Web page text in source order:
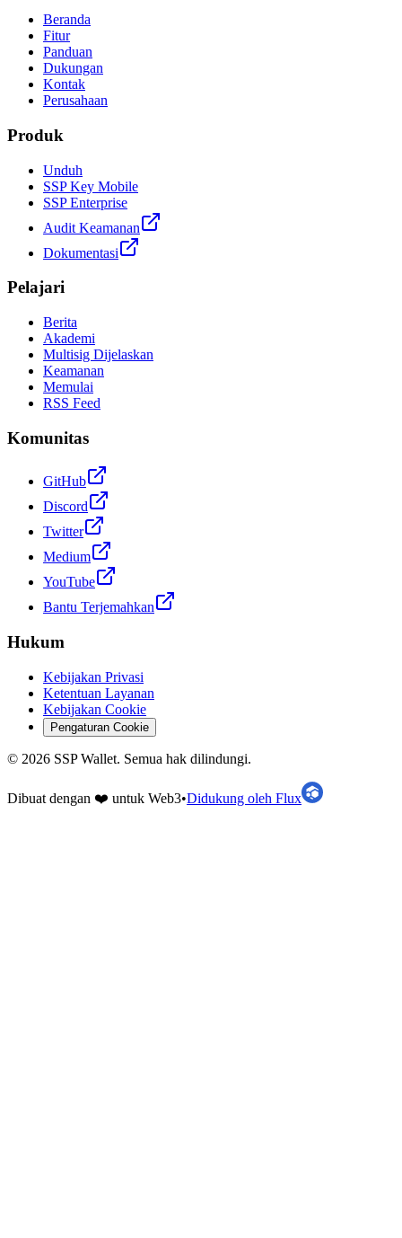
Beranda
Fitur
Panduan
Dukungan
Kontak
Perusahaan
Produk
Unduh
SSP Key Mobile
SSP Enterprise
Audit Keamanan
Dokumentasi
Pelajari
Berita
Akademi
Multisig Dijelaskan
Keamanan
Memulai
RSS Feed
Komunitas
GitHub
Discord
Twitter
Medium
YouTube
Bantu Terjemahkan
Hukum
Kebijakan Privasi
Ketentuan Layanan
Kebijakan Cookie
Pengaturan Cookie
© 2026 SSP Wallet. Semua hak dilindungi.
Dibuat dengan ❤️ untuk Web3•Didukung oleh Flux